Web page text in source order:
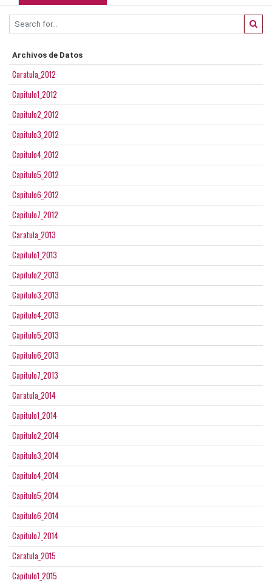
Archivos de Datos
Caratula_2012
Capitulo1_2012
Capitulo2_2012
Capitulo3_2012
Capitulo4_2012
Capitulo5_2012
Capitulo6_2012
Capitulo7_2012
Caratula_2013
Capitulo1_2013
Capitulo2_2013
Capitulo3_2013
Capitulo4_2013
Capitulo5_2013
Capitulo6_2013
Capitulo7_2013
Caratula_2014
Capitulo1_2014
Capitulo2_2014
Capitulo3_2014
Capitulo4_2014
Capitulo5_2014
Capitulo6_2014
Capitulo7_2014
Caratula_2015
Capitulo1_2015